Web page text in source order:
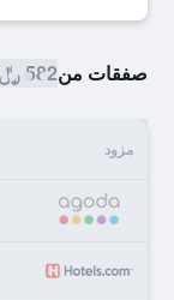
صفقات من582 ﷼
مزود